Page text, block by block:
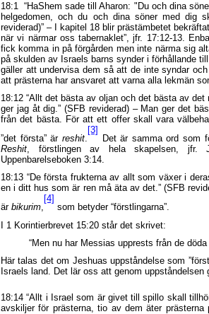
18:1 “HaShem sade till Aharon: "Du och dina
helgedomen, och du och dina söner med dig
reviderad)” – I kapitel 18 blir prästämbetet
när vi närmar oss tabernaklet”, jfr. 17:12-13.
fick komma in på förgården men inte närma sig
på skulden av Israels barns synder i förhållande
gäller att undervisa dem så att de inte syndar
att prästerna har ansvaret att varna alla lekmän
18:12 “Allt det bästa av oljan och det bästa av
ger jag åt dig.” (SFB reviderad) – Man ger det
från det bästa. För att ett offer skall vara
”det första” är reshit.
[3]
Det är samma ord som
Reshit, förstlingen av hela skapelsen, jfr.
Uppenbarelseboken 3:14.
18:13 “De första frukterna av allt som växer i
en i ditt hus som är ren må äta av det.” (SFB
är bikurim,
[4]
som betyder “förstlingarna”.
I 1 Korintierbrevet 15:20 står det skrivet:
“Men nu har Messias upprests från de
Här talas det om Jeshuas uppståndelse som
Israels land. Det lär oss att genom
18:14 “Allt i Israel som är givet till spillo skall
avskiljer för prästerna, tio av dem äter